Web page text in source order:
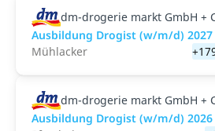
dm-drogerie markt GmbH +
Ausbildung Drogist (w/m/d) 2027
Mühlacker
dm-drogerie markt GmbH +
Ausbildung Drogist (w/m/d) 2026